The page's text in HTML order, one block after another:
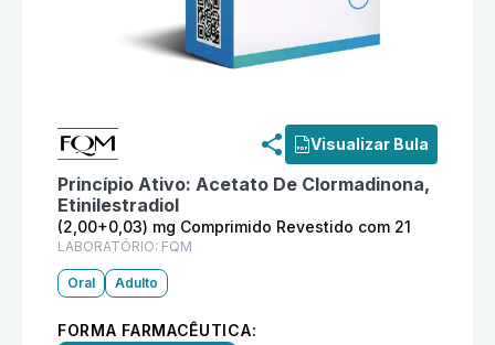
Visualizar Bula
Princípio Ativo: Acetato De Clormadinona,
Etinilestradiol
(2,00+0,03) mg Comprimido Revestido com 21
LABORATÓRIO: FQM
Oral Adulto
FORMA FARMACÊUTICA: